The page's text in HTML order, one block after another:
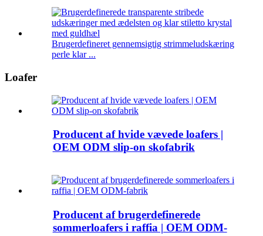
Brugerdefineret gennemsigtig strimmeludskæring
perle klar ...
Loafer
Producent af hvide vævede loafers |
OEM ODM slip-on skofabrik
Producent af brugerdefinerede
sommerloafers i raffia | OEM ODM-